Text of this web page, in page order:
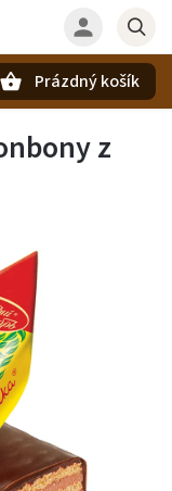
Prázdný košík
z